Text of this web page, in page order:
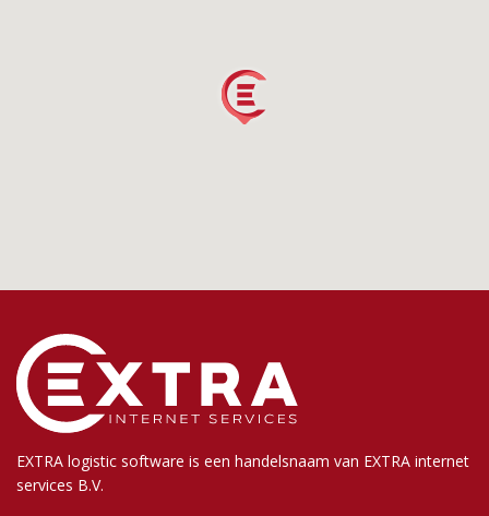
EXTRA logistic software is een handelsnaam van EXTRA internet
services B.V.